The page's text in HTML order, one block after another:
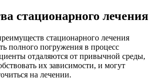
стационарного лечения
стационарного лечения
полного погружения в процесс
отдаляются от привычной среды,
их зависимости, и могут
на лечении.